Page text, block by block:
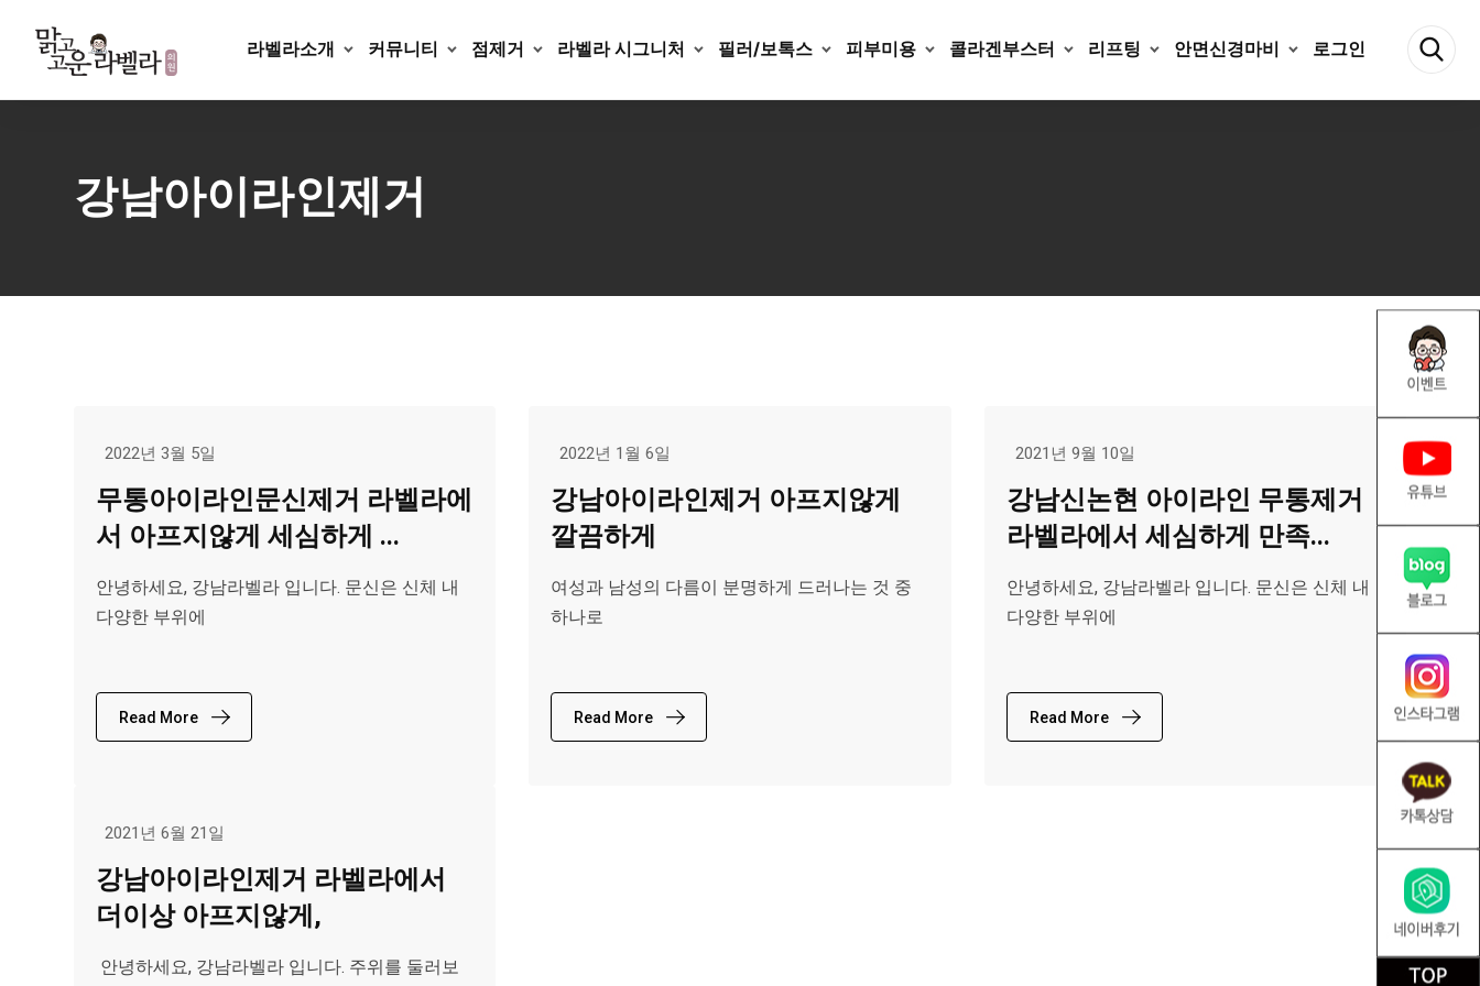
content
라벨라소개 커뮤니티 점제거 라벨라 시그니처 필러/보톡스 피부미용 콜라겐부스터 리프팅 안면신경마비 로그인
강남아이라인제거
2022년 3월 5일
무통아이라인문신제거 라벨라에
서 아프지않게 세심하게 ...
안녕하세요, 강남라벨라 입니다. 문신은 신체 내
다양한 부위에
Read More
2022년 1월 6일
강남아이라인제거 아프지않게
깔끔하게
여성과 남성의 다름이 분명하게 드러나는 것 중
하나로
Read More
2021년 9월 10일
강남신논현 아이라인 무통제거
라벨라에서 세심하게 만족...
안녕하세요, 강남라벨라 입니다. 문신은 신체 내
다양한 부위에
Read More
2021년 6월 21일
강남아이라인제거 라벨라에서
더이상 아프지않게,
​ 안녕하세요, 강남라벨라 입니다. 주위를 둘러보